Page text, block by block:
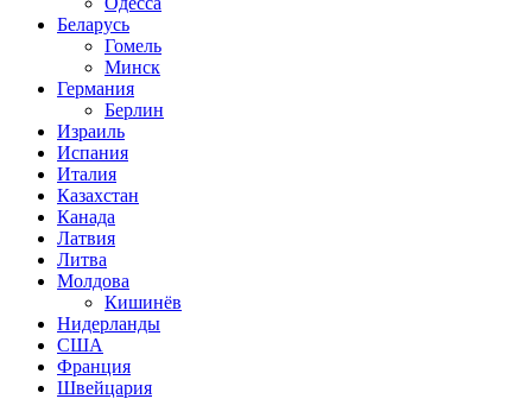
Беларусь
Гомель
Минск
Германия
Берлин
Израиль
Испания
Италия
Казахстан
Канада
Латвия
Литва
Молдова
Кишинёв
Нидерланды
США
Франция
Швейцария